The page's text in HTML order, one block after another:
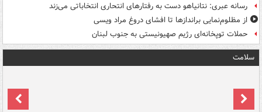
رسانه عبری: نتانیاهو دست به رفتارهای انتحاری انتخاباتی می‌زند
از مظلوم‌نمایی براندازها تا افشای دروغ مراد ویسی
حملات توپخانه‌ای رژیم صهیونیستی به جنوب لبنان
سلامت